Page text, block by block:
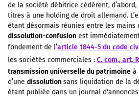
de la société débitrice cédèrent,
titres à une holding de droit allemand.
étant désormais réunies entre les mains
dissolution-confusion est
fondement de l’article 1844-5 du code
les sociétés commerciales : C. com., art.
transmission universelle du patrimoine à
d’une dissolutionsans liquidation de la
étant publiée dans un journal